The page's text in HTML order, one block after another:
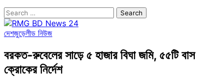
Search
for:
দেশজুড়েলীড নিউজ
বরকত-রুবেলের সাড়ে ৫ হাজার বিঘা জমি, ৫৫টি বাস
ক্রোকের নির্দেশ